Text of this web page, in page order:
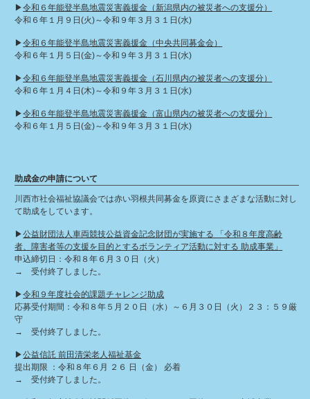
▶︎令和６年能登半島地震災害義援金（新潟県内の被災者への支援分）
令和６年１月９日(火)～令和９年３月３１日(水)
▶︎令和６年能登半島地震災害義援金（中央共同募金会）
令和６年１月５日(金)～令和９年３月３１日(水)
▶︎令和６年能登半島地震災害義援金（石川県内の被災者への支援分）
令和６年１月４日(木)～令和９年３月３１日(水)
▶︎令和６年能登半島地震災害義援金（富山県内の被災者への支援分）
令和６年１月５日(金)～令和９年３月３１日(水)
助成金の申請について
川西市社会福祉協議会では赤い羽根共同募金を原資にさまざまな活動に対し
て助成をしています。
▶︎公益財団法人車両競技公益資金記念財団が実施する 「令和８年度高齢
者、障害者等の支援を目的とするボランティア活動に対する 助成事業」
申込締切日：令和８年６月３０日（火）
→ 受付終了しました。
▶︎令和９年度社会的課題チャレンジ助成
応募受付期間：令和８年５月２０日（水）～６月３０日（火）２３：５９厳
守
→ 受付終了しました。
▶︎公益信託 前田清栄老人福祉基金
提出期限 ：令和８年６月 ２６ 日（金） 必着
→ 受付終了しました。